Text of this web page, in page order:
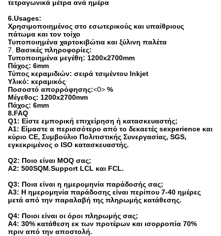
τετραγωνικά μέτρα ανά ημέρα
6.Usages:
Χρησιμοποιημένος στο εσωτερικούς και υπαίθριους
πάτωμα και τον τοίχο
Τυποποιημένα χαρτοκιβώτια και ξύλινη παλέτα
7. Βασικές πληροφορίες:
Τυποποιημένα μεγέθη: 1200x2700mm
Πάχος: 6mm
Τύπος κεραμιδιών: σειρά τσιμέντου Inkjet
Υλικό: κεραμικός
Ποσοστό απορρόφησης:<0> %
Μέγεθος: 1200x2700mm
Πάχος: 6mm
8.FAQ
Q1: Είστε εμπορική επιχείρηση ή κατασκευαστής;
Α1: Είμαστε α περισσότερο από το δεκαετές sexperience και
κύριο CE, Συμβούλιο Πολιτιστικής Συνεργασίας, SGS,
εγκεκριμένος ο ISO κατασκευαστής.
Q2: Ποιο είναι MOQ σας;
A2: 500SQM.Support LCL και FCL.
Q3: Ποια είναι η ημερομηνία παράδοσής σας;
A3: Η ημερομηνία παράδοσης είναι περίπου 7-40 ημέρες
μετά από την παραλαβή της πληρωμής κατάθεσης.
Q4: Ποιοι είναι οι όροι πληρωμής σας;
A4: 30% κατάθεση εκ των προτέρων και ισορροπία 70%
πριν από την αποστολή.